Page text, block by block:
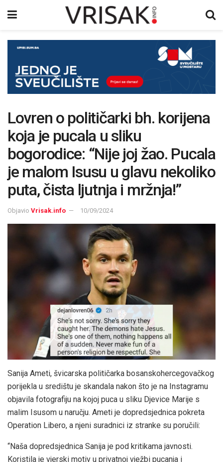
Lovren o političarki bh. korijena
koja je pucala u sliku
bogorodice: “Nije joj žao. Pucala
je malom Isusu u glavu nekoliko
puta, čista ljutnja i mržnja!”
Objavio Vrisak.info 10/09/2024
Sanija Ameti, švicarska političarka bosanskohercegovačkog
porijekla u središtu je skandala nakon što je na Instagramu
objavila fotografiju na kojoj puca u sliku Djevice Marije s
malim Isusom u naručju. Ameti je dopredsjednica pokreta
Operation Libero, a njeni suradnici iz stranke su poručili:
“Naša dopredsjednica Sanija je pod kritikama javnosti.
Koristila je vjerski motiv u privatnoj vježbi pucanja i